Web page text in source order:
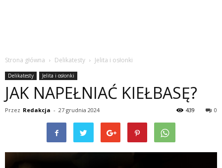
Strona główna Delikatesty Jelita i osłonki
Delikatesty Jelita i osłonki
JAK NAPEŁNIAĆ KIEŁBASĘ?
Przez Redakcja - 27 grudnia 2024 0
439